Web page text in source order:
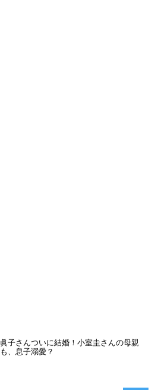
眞子さんついに結婚！小室圭さんの母親
も、息子溺愛？